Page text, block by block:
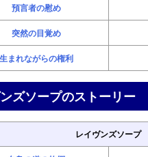
預言者の慰め
突然の目覚め
生まれながらの権利
ズソープのストーリー
レイヴンズソープ